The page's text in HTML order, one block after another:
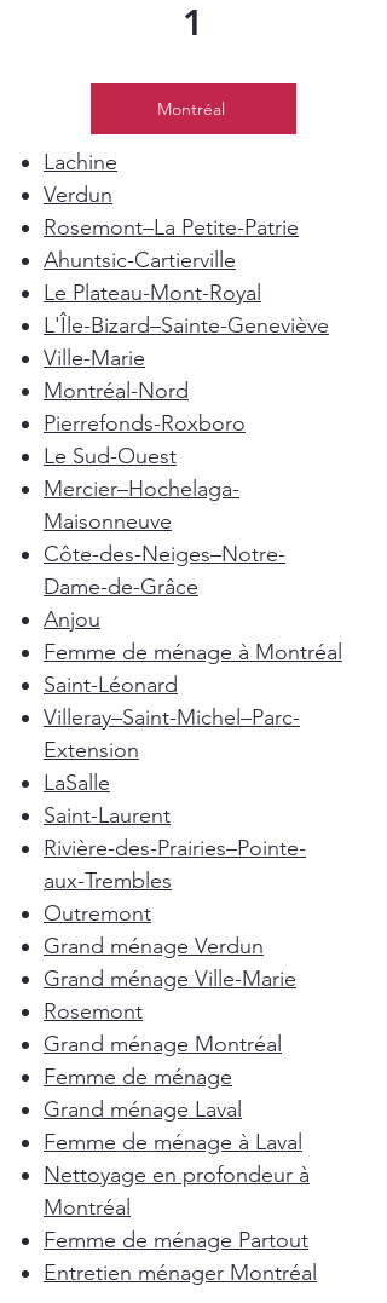
1
Montréal
Lachine
Verdun
Rosemont–La Petite-Patrie
Ahuntsic-Cartierville
Le Plateau-Mont-Royal
L'Île-Bizard–Sainte-Geneviève
Ville-Marie
Montréal-Nord
Pierrefonds-Roxboro
Le Sud-Ouest
Mercier–Hochelaga-
Maisonneuve
Côte-des-Neiges–Notre-
Dame-de-Grâce
Anjou
Femme de ménage à Montréal
Saint-Léonard
Villeray–Saint-Michel–Parc-
Extension
LaSalle
Saint-Laurent
Rivière-des-Prairies–Pointe-
aux-Trembles
Outremont
Grand ménage Verdun
Grand ménage Ville-Marie
Rosemont
Grand ménage Montréal
Femme de ménage
Grand ménage Laval
Femme de ménage à Laval
Nettoyage en profondeur à
Montréal
Femme de ménage Partout
Entretien ménager Montréal